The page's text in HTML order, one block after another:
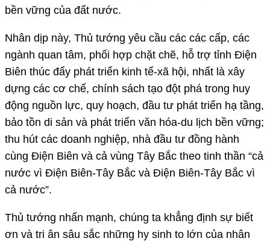
bền vững của đất nước.
Nhân dịp này, Thủ tướng yêu cầu các các cấp, các
ngành quan tâm, phối hợp chặt chẽ, hỗ trợ tỉnh Điện
Biên thúc đẩy phát triển kinh tế-xã hội, nhất là xây
dựng các cơ chế, chính sách tạo đột phá trong huy
động nguồn lực, quy hoạch, đầu tư phát triển hạ tầng,
bảo tồn di sản và phát triển văn hóa-du lịch bền vững;
thu hút các doanh nghiệp, nhà đầu tư đồng hành
cùng Điện Biên và cả vùng Tây Bắc theo tinh thần “cả
nước vì Điện Biên-Tây Bắc và Điện Biên-Tây Bắc vì
cả nước”.
Thủ tướng nhấn mạnh, chúng ta khẳng định sự biết
ơn và tri ân sâu sắc những hy sinh to lớn của nhân